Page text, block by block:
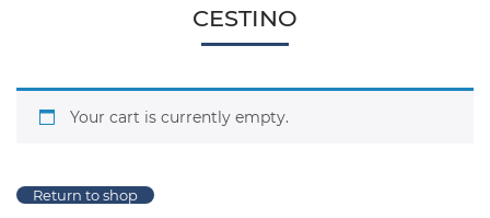
CESTINO
Your cart is currently empty.
Return to shop